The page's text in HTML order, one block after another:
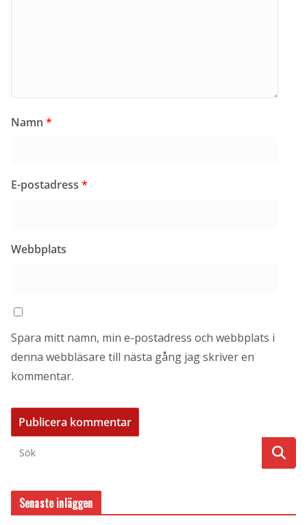
Namn *
E-postadress *
Webbplats
Spara mitt namn, min e-postadress och webbplats i
denna webbläsare till nästa gång jag skriver en
kommentar.
Senaste inläggen